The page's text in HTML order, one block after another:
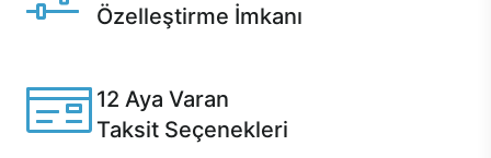
Özelleştirme İmkanı
12 Aya Varan
Taksit Seçenekleri